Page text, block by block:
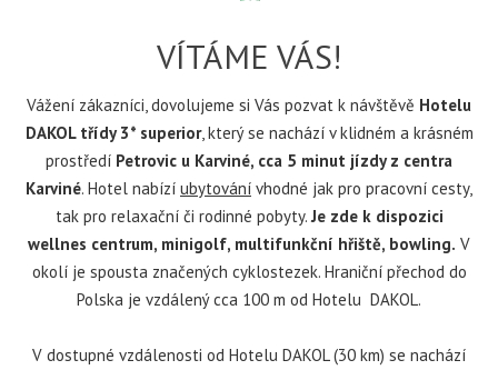
VÍTÁME VÁS!
Vážení zákazníci, dovolujeme si Vás pozvat k návštěvě Hotelu
DAKOL třídy 3* superior, který se nachází v klidném a krásném
prostředí Petrovic u Karviné, cca 5 minut jízdy z centra
Karviné. Hotel nabízí ubytování vhodné jak pro pracovní cesty,
tak pro relaxační či rodinné pobyty. Je zde k dispozici
wellnes centrum, minigolf, multifunkční hřiště, bowling. V
okolí je spousta značených cyklostezek. Hraniční přechod do
Polska je vzdálený cca 100 m od Hotelu DAKOL.
V dostupné vzdálenosti od Hotelu DAKOL (30 km) se nachází